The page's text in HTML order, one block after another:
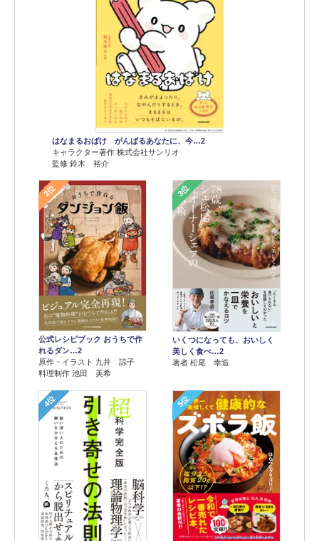
はなまるおばけ がんばるあなたに、今…2
キャラクター著作 株式会社サンリオ
監修 鈴木 裕介
2位
公式レシピブック おうちで作
れるダン…2
原作・イラスト 九井 諒子
料理制作 池田 美希
3位
いくつになっても、おいしく
美しく食べ…2
著者 松尾 幸造
4位 5位